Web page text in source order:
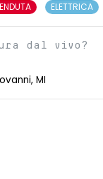
ELETTRICA
dal vivo?
MI